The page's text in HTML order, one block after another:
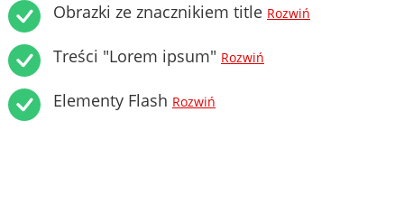
Obrazki ze znacznikiem title Rozwiń
Treści "Lorem ipsum" Rozwiń
Elementy Flash Rozwiń